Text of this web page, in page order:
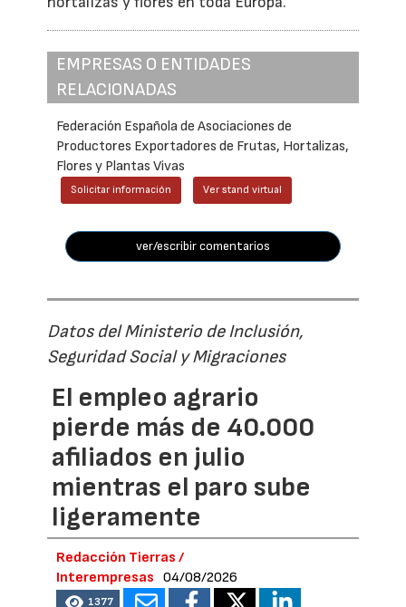
EMPRESAS O ENTIDADES
RELACIONADAS
Federación Española de Asociaciones de
Productores Exportadores de Frutas, Hortalizas,
Flores y Plantas Vivas
Solicitar información Ver stand virtual
ver/escribir comentarios
Datos del Ministerio de Inclusión,
Seguridad Social y Migraciones
El empleo agrario
pierde más de 40.000
afiliados en julio
mientras el paro sube
ligeramente
Redacción Tierras /
Interempresas
04/08/2026
1377